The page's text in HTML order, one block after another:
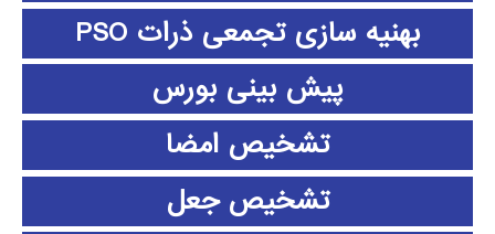
بهنیه سازی تجمعی ذرات PSO
پیش بینی بورس
تشخیص امضا
تشخیص جعل